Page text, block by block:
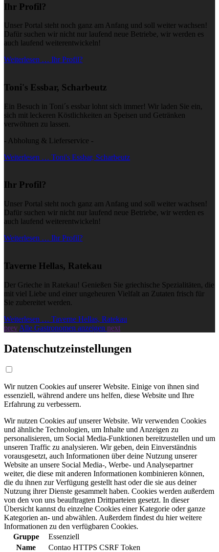
Ihr Profil?
Unser Portal steht noch ganz am Anfang und soll weiter wachsen!
Dafür suchen wir nicht nur laufend neue Betriebe, wir werden es
auch laufend weiterentwickeln!
Weiterlesen … Ihr Profil?
Toni's Essbar, Scharbeutz
Ein Besuch in Toni´s essbar lohnt sich immer! Wir laden Sie ein,
sich mit leckeren Köstlichkeiten an Speisen und Getränken
verwöhnen zu lassen.
- Abholung & Lieferservice -
Weiterlesen … Toni's Essbar, Scharbeutz
Ihr Profil?
Unser Portal steht noch ganz am Anfang und soll weiter wachsen!
Dafür suchen wir nicht nur laufend neue Betriebe, wir werden es
auch laufend weiterentwickeln!
Weiterlesen … Ihr Profil?
Taverne Hellas, Ratekau
Der Grieche in Ratekau! Genießen Sie griechische Spezialitäten, die
mit viel Liebe und einer ungeheuren Vielfalt an Zutaten frisch für
Sie zubereitet werden.
Weiterlesen … Taverne Hellas, Ratekau
prev Alle Gastronomen anzeigen next
Datenschutzeinstellungen
Wir nutzen Cookies auf unserer Website. Einige von ihnen sind
essenziell, während andere uns helfen, diese Website und Ihre
Erfahrung zu verbessern.
Wir nutzen Cookies auf unserer Website. Wir verwenden Cookies
und ähnliche Technologien, um Inhalte und Anzeigen zu
personalisieren, um Social Media-Funktionen bereitzustellen und um
unseren Traffic zu analysieren. Wir geben, dein Einverständnis
vorausgesetzt, auch Informationen über deine Nutzung unserer
Website an unsere Social Media-, Werbe- und Analysepartner
weiter, die diese mit anderen Informationen kombinieren können,
die du ihnen zur Verfügung gestellt hast oder die sie aus deiner
Nutzung ihrer Dienste gesammelt haben. Cookies werden außerdem
von den von uns beauftragten Drittparteien gesetzt. In dieser
Übersicht kannst du einzelne Cookies einer Kategorie oder ganze
Kategorien an- und abwählen. Außerdem findest du hier weitere
Informationen zu den verfügbaren Cookies.
Gruppe
Essenziell
Name
Contao HTTPS CSRF Token